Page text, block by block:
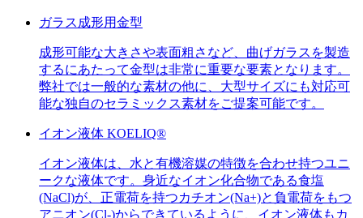
ガラス成形用金型
成形可能な大きさや表面粗さなど、曲げガラスを製造
するにあたって金型は非常に重要な要素となります。
弊社では一般的な素材の他に、大型サイズにも対応可
能な独自のセラミックス素材をご提案可能です。
イオン液体 KOELIQ®
イオン液体は、水と有機溶媒の特徴を合わせ持つユニ
ークな液体です。身近なイオン化合物である食塩
(NaCl)が、正電荷を持つカチオン(Na+)と負電荷をもつ
アニオン(Cl-)からできているように、イオン液体もカ